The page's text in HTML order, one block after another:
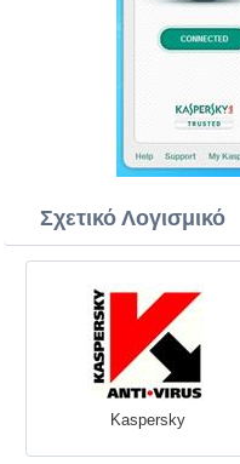
Σχετικό Λογισμικό
Kaspersky